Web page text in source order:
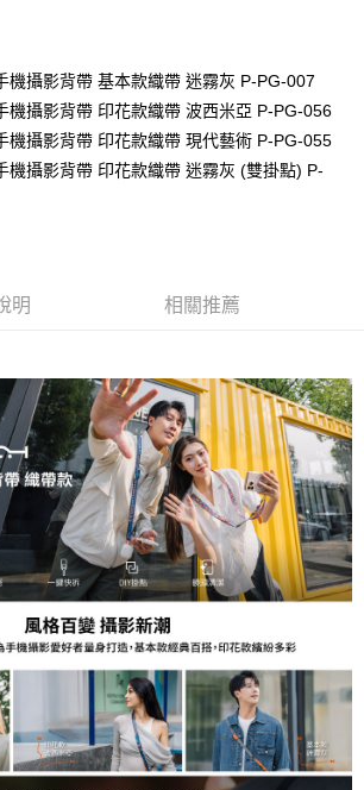
中國信託商業銀行
永豐商業銀行
星展（台灣）商業銀行
遠東國際商業銀行
永豐商業銀行
星展（台灣）商業銀行
中國信託商業銀行
、不需綁卡、不需儲值。
，簡訊認證，即可結帳。
服務後，再付款。
結帳流程】
AFTEE先享後付」後，將跳轉至「AFTEE先享後付」
證並確認金額後，即可完成結帳。
您將收到繳費通知簡訊。
後14天內，點擊此簡訊中的連結，可透過四大超商／
方式進行付款，方視為交易完成。
當下不需立刻繳費，但若您需要取消訂單，請聯絡
家同意取消之訂單仍視為有效，需透過AFTEE先享
先享後付 」之結帳頁面顯示為準，若有關於
取消欲退款等相關疑問，請聯繫「AFTEE先享後付
support/home
含以上)免運費
含以上)免運費
含以上)免運費
含以上)免運費
機攝影背帶 基本款織帶 迷霧灰 P-PG-007
機攝影背帶 印花款織帶 波西米亞 P-PG-056
機攝影背帶 印花款織帶 現代藝術 P-PG-055
機攝影背帶 印花款織帶 迷霧灰 (雙掛點) P-
明 相關推薦